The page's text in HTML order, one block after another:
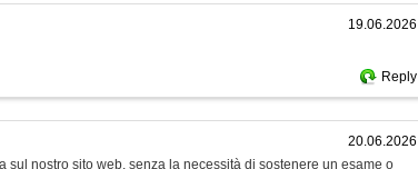
19.06.2026
Reply
20.06.2026
sul nostro sito web, senza la necessità di sostenere un esame o